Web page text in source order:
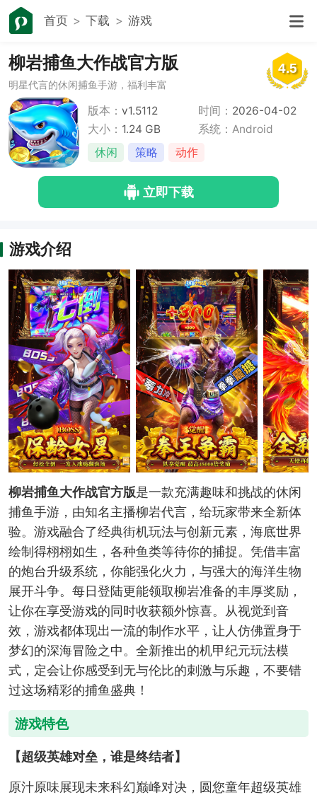
首页 下载 游戏
4.5
柳岩捕鱼大作战官方版
明星代言的休闲捕鱼手游，福利丰富
版本：v1.5112 时间： 2026-04-02
大小： 1.24 GB
系统：Android
休闲
策略 动作
立即下载
游戏介绍
柳岩捕鱼大作战官方版是一款充满趣味和挑战的休闲
捕鱼手游，由知名主播柳岩代言，给玩家带来全新体
验。游戏融合了经典街机玩法与创新元素，海底世界
绘制得栩栩如生，各种鱼类等待你的捕捉。凭借丰富
的炮台升级系统，你能强化火力，与强大的海洋生物
展开斗争。每日登陆更能领取柳岩准备的丰厚奖励，
让你在享受游戏的同时收获额外惊喜。从视觉到音
效，游戏都体现出一流的制作水平，让人仿佛置身于
梦幻的深海冒险之中。全新推出的机甲纪元玩法模
式，定会让你感受到无与伦比的刺激与乐趣，不要错
过这场精彩的捕鱼盛典！
游戏特色
【超级英雄对垒，谁是终结者】
原汁原味展现未来科幻巅峰对决，圆您童年超级英雄